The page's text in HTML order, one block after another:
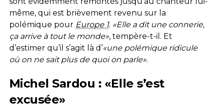
même, qui est brièvement revenu sur la
polémique pour Europe 1. «Elle a dit une connerie,
ça arrive à tout le monde», tempère-t-il. Et
d’estimer qu’il s’agit là d’«une polémique ridicule
où on ne sait plus de quoi on parle».
Michel Sardou : «Elle s’est
excusée»